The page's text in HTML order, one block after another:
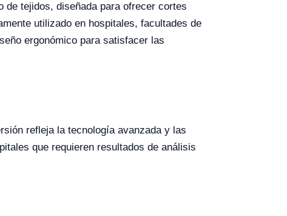
de tejidos, diseñada para ofrecer cortes
utilizado en hospitales, facultades de
ergonómico para satisfacer las
refleja la tecnología avanzada y las
que requieren resultados de análisis